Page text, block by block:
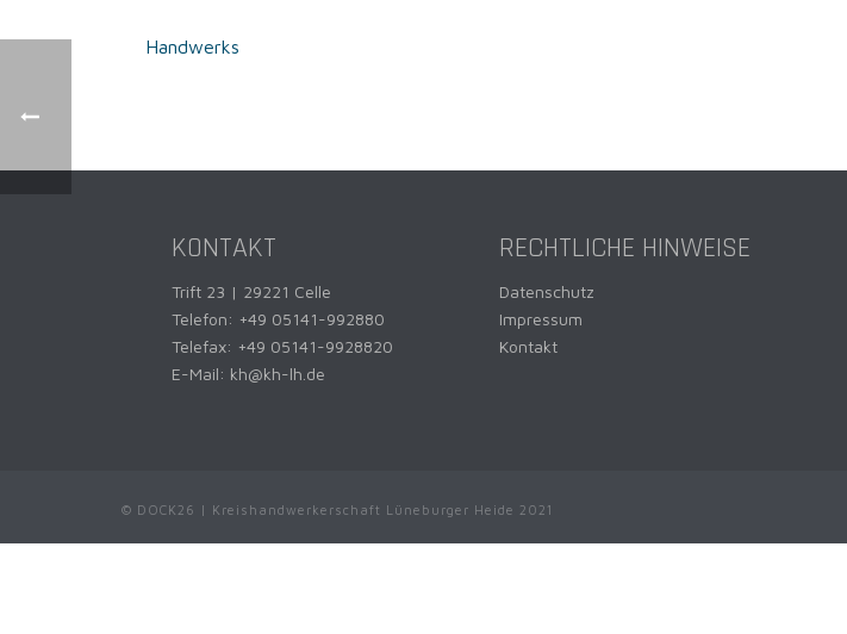
KONTAKT
Trift 23 | 29221 Celle
Telefon: +49 05141-992880
Telefax: +49 05141-9928820
E-Mail: kh@kh-lh.de
RECHTLICHE HINWEISE
Datenschutz
Impressum
Kontakt
© DOCK26 | Kreishandwerkerschaft Lüneburger Heide 2021